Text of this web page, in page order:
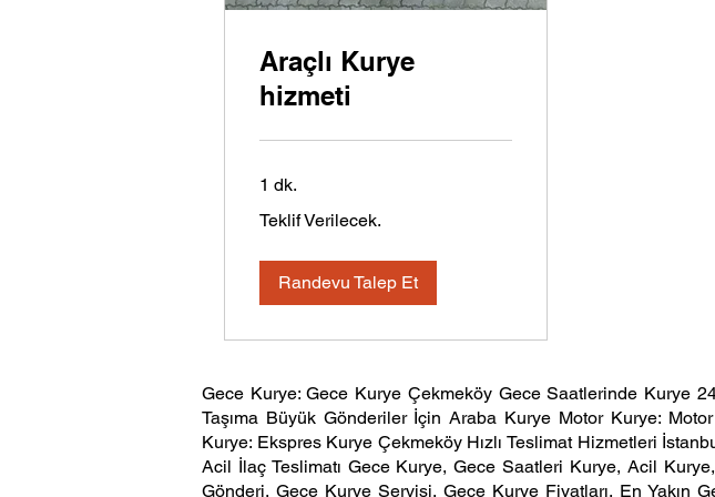
Araçlı Kurye
hizmeti
1 dk.
Verilecek.
Teklif Verilecek.
Randevu Talep Et
Gece Kurye: Gece Kurye Çekmeköy Gece Saatlerinde Kurye
Taşıma Büyük Gönderiler İçin Araba Kurye Motor Kurye:
Kurye: Ekspres Kurye Çekmeköy Hızlı Teslimat Hizmetleri
Acil İlaç Teslimatı Gece Kurye, Gece Saatleri Kurye, Acil
Gönderi, Gece Kurye Servisi, Gece Kurye Fiyatları, En Yakın